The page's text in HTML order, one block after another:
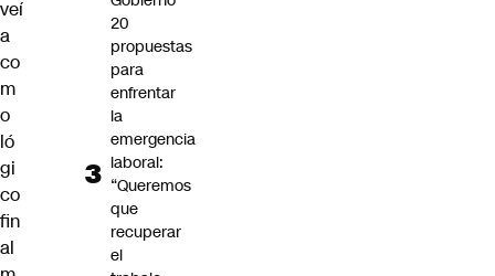
veí
a
co
m
o
ló
gi
co
fin
al
20
propuestas
para
enfrentar
la
emergencia
laboral:
“Queremos
que
recuperar
el